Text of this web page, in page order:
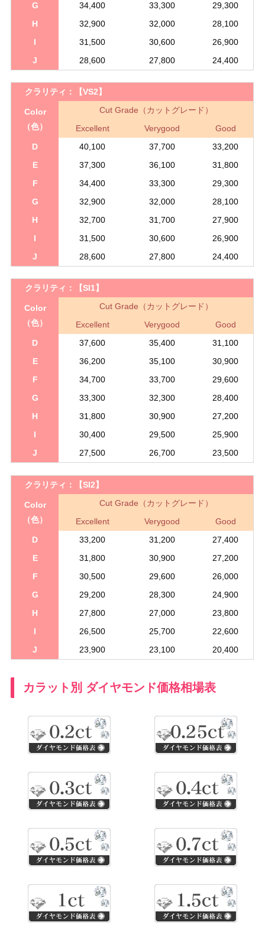
G
34,400 33,300
29,300
H
32,900 32,000
28,100
I
31,500 30,600
26,900
J
28,600 27,800 24,400
クラリティ： 【VS2】
Color
（色）
Cut Grade（カットグレード）
Excellent
Verygood
Good
D
40,100 37,700
33,200
E
37,300 36,100
31,800
F
34,400 33,300
29,300
G
32,900 32,000
28,100
H
32,700 31,700
27,900
I
31,500 30,600
26,900
J
28,600 27,800 24,400
クラリティ： 【SI1】
Color
（色）
Cut Grade（カットグレード）
Excellent
Verygood
Good
D
37,600 35,400
31,100
E
36,200 35,100
30,900
F
34,700 33,700
29,600
G
33,300 32,300
28,400
H
31,800 30,900
27,200
I
30,400 29,500
25,900
J
27,500 26,700 23,500
クラリティ： 【SI2】
Color
（色）
Cut Grade（カットグレード）
Excellent
Verygood
Good
D
33,200 31,200
27,400
E
31,800 30,900
27,200
F
30,500 29,600
26,000
G
29,200 28,300
24,900
H
27,800 27,000
23,800
I
26,500 25,700
22,600
J
23,900 23,100 20,400
カラット別 ダイヤモンド価格相場表